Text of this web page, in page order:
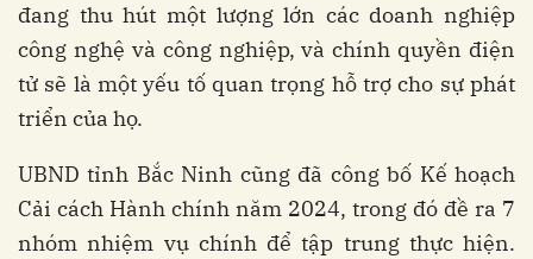
đang thu hút một lượng lớn các doanh nghiệp
công nghệ và công nghiệp, và chính quyền điện
tử sẽ là một yếu tố quan trọng hỗ trợ cho sự phát
triển của họ.
UBND tỉnh Bắc Ninh cũng đã công bố Kế hoạch
Cải cách Hành chính năm 2024, trong đó đề ra 7
nhóm nhiệm vụ chính để tập trung thực hiện.